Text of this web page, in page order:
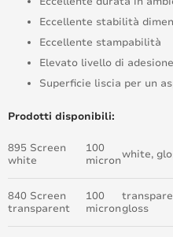
Eccellente stabilità
Eccellente stampabilità
Elevato livello di
Superficie liscia per un
Prodotti disponibili:
895 Screen
white
100
micronwhite,
840 Screen
transparent
100
microngloss